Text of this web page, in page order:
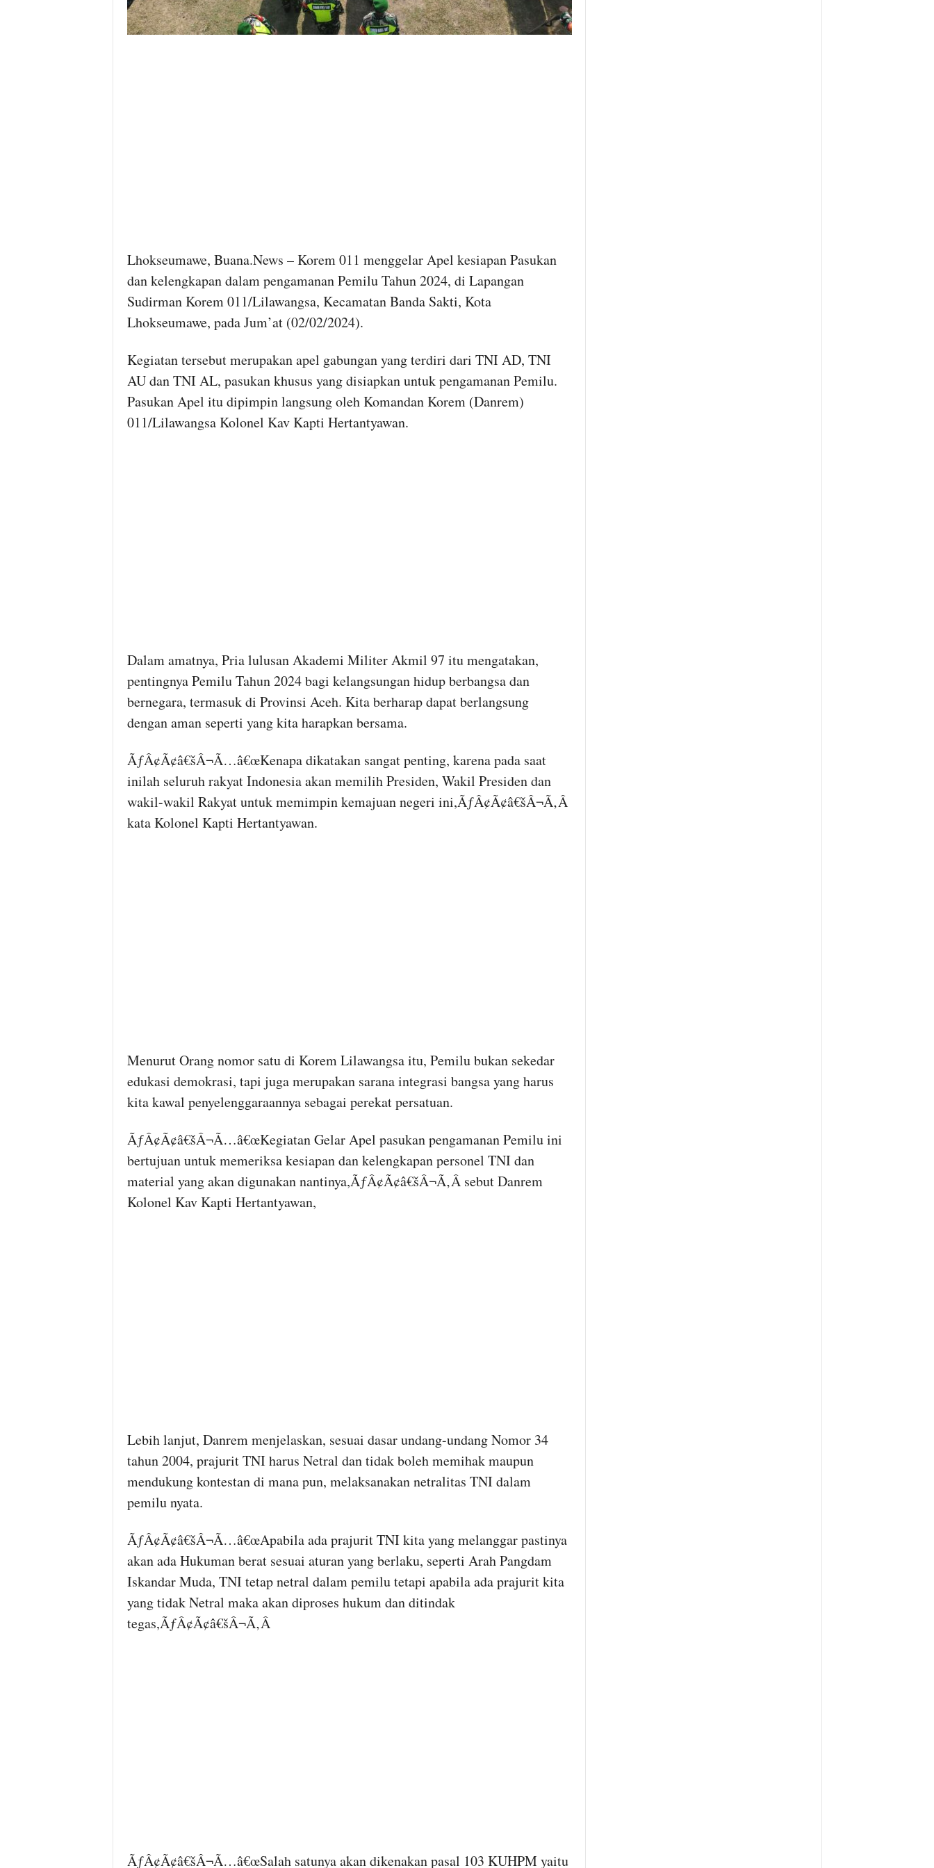
Lhokseumawe, Buana.News – Korem 011 menggelar Apel kesiapan Pasukan
dan kelengkapan dalam pengamanan Pemilu Tahun 2024, di Lapangan
Sudirman Korem 011/Lilawangsa, Kecamatan Banda Sakti, Kota
Lhokseumawe, pada Jum’at (02/02/2024).
Kegiatan tersebut merupakan apel gabungan yang terdiri dari TNI AD, TNI
AU dan TNI AL, pasukan khusus yang disiapkan untuk pengamanan Pemilu.
Pasukan Apel itu dipimpin langsung oleh Komandan Korem (Danrem)
011/Lilawangsa Kolonel Kav Kapti Hertantyawan.
Dalam amatnya, Pria lulusan Akademi Militer Akmil 97 itu mengatakan,
pentingnya Pemilu Tahun 2024 bagi kelangsungan hidup berbangsa dan
bernegara, termasuk di Provinsi Aceh. Kita berharap dapat berlangsung
dengan aman seperti yang kita harapkan bersama.
ÃƒÂ¢Ã¢â€šÂ¬Ã…â€œKenapa dikatakan sangat penting, karena pada saat
inilah seluruh rakyat Indonesia akan memilih Presiden, Wakil Presiden dan
wakil-wakil Rakyat untuk memimpin kemajuan negeri ini,ÃƒÂ¢Ã¢â€šÂ¬Ã‚Â
kata Kolonel Kapti Hertantyawan.
Menurut Orang nomor satu di Korem Lilawangsa itu, Pemilu bukan sekedar
edukasi demokrasi, tapi juga merupakan sarana integrasi bangsa yang harus
kita kawal penyelenggaraannya sebagai perekat persatuan.
ÃƒÂ¢Ã¢â€šÂ¬Ã…â€œKegiatan Gelar Apel pasukan pengamanan Pemilu ini
bertujuan untuk memeriksa kesiapan dan kelengkapan personel TNI dan
material yang akan digunakan nantinya,ÃƒÂ¢Ã¢â€šÂ¬Ã‚Â sebut Danrem
Kolonel Kav Kapti Hertantyawan,
Lebih lanjut, Danrem menjelaskan, sesuai dasar undang-undang Nomor 34
tahun 2004, prajurit TNI harus Netral dan tidak boleh memihak maupun
mendukung kontestan di mana pun, melaksanakan netralitas TNI dalam
pemilu nyata.
ÃƒÂ¢Ã¢â€šÂ¬Ã…â€œApabila ada prajurit TNI kita yang melanggar pastinya
akan ada Hukuman berat sesuai aturan yang berlaku, seperti Arah Pangdam
Iskandar Muda, TNI tetap netral dalam pemilu tetapi apabila ada prajurit kita
yang tidak Netral maka akan diproses hukum dan ditindak
tegas,ÃƒÂ¢Ã¢â€šÂ¬Ã‚Â
ÃƒÂ¢Ã¢â€šÂ¬Ã…â€œSalah satunya akan dikenakan pasal 103 KUHPM yaitu